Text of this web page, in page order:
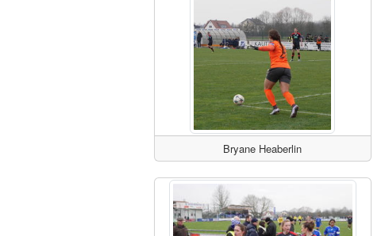
Bryane Heaberlin